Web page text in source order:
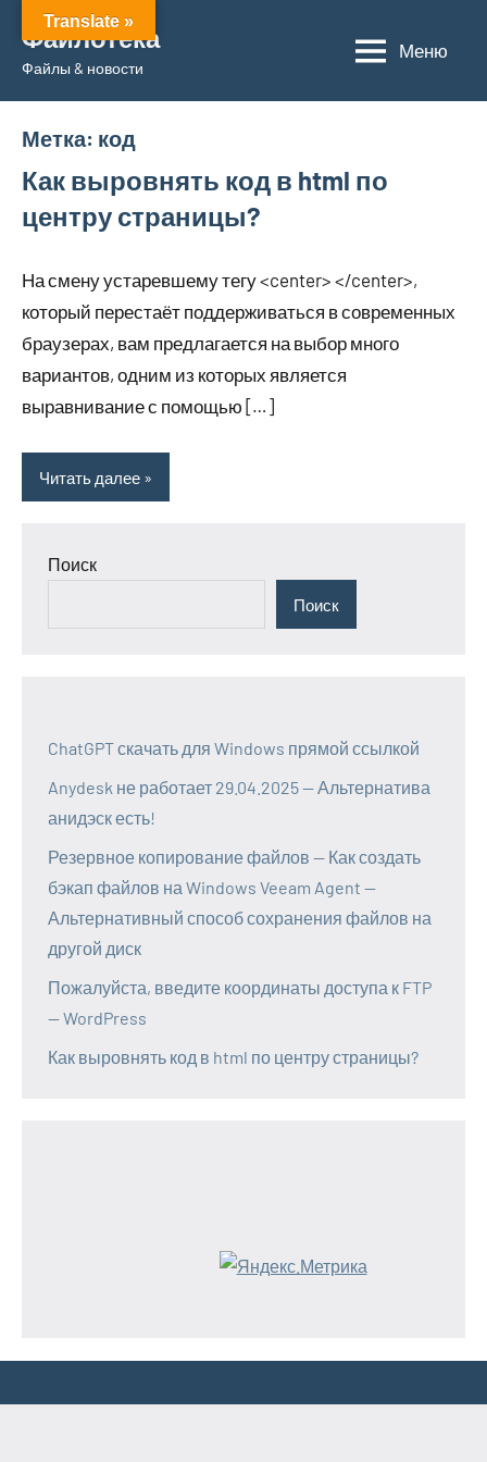
Перейти
содержимому
Файлотека
Файлы & новости
Меню
Метка: код
Как выровнять код в html по
центру страницы?
На смену устаревшему тегу <center> </center>,
который перестаёт поддерживаться в современных
браузерах, вам предлагается на выбор много
вариантов, одним из которых является
выравнивание с помощью […]
Читать далее
Поиск
Поиск
ChatGPT скачать для Windows прямой ссылкой
Anydesk не работает 29.04.2025 — Альтернатива
анидэск есть!
Резервное копирование файлов — Как создать
бэкап файлов на Windows Veeam Agent —
Альтернативный способ сохранения файлов на
другой диск
Пожалуйста, введите координаты доступа к FTP
— WordPress
Как выровнять код в html по центру страницы?
Translate »